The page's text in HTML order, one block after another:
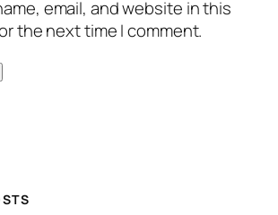
email, and website in this
the next time I comment.